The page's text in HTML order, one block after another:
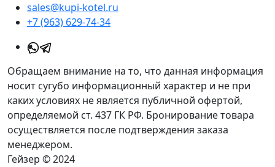
sales@kupi-kotel.ru
+7 (963) 629-74-34
Обращаем внимание на то, что данная информация
носит сугубо информационный характер и не при
каких условиях не является публичной офертой,
определяемой ст. 437 ГК РФ. Бронирование товара
осуществляется после подтверждения заказа
менеджером.
Гейзер © 2024